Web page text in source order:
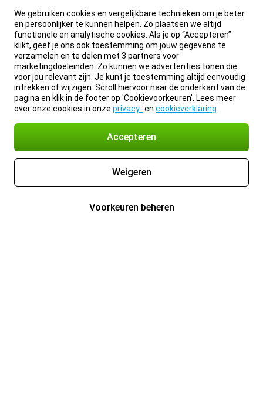
We gebruiken cookies en vergelijkbare technieken om je beter
en persoonlijker te kunnen helpen. Zo plaatsen we altijd
functionele en analytische cookies. Als je op “Accepteren”
klikt, geef je ons ook toestemming om jouw gegevens te
verzamelen en te delen met 3 partners voor
marketingdoeleinden. Zo kunnen we advertenties tonen die
voor jou relevant zijn. Je kunt je toestemming altijd eenvoudig
intrekken of wijzigen. Scroll hiervoor naar de onderkant van de
pagina en klik in de footer op 'Cookievoorkeuren'. Lees meer
over onze cookies in onze privacy- en cookieverklaring
Accepteren
Weigeren
Voorkeuren beheren